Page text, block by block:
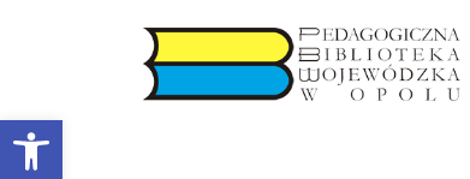
Otwórz pasek narzędzi